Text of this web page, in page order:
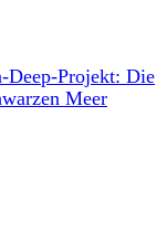
Deep-Projekt: Die
Meer